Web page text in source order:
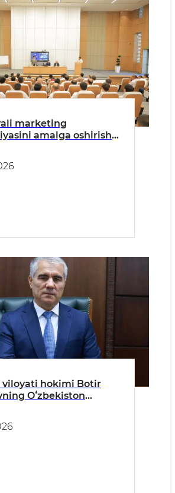
marketing
amalga oshirish:
viloyati hokimi Botir
Oʻzbekiston
hamda Vazirlar
hujjatlari ijrosi
hisoboti